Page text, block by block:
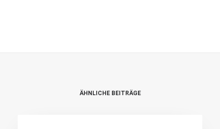
ÄHNLICHE BEITRÄGE